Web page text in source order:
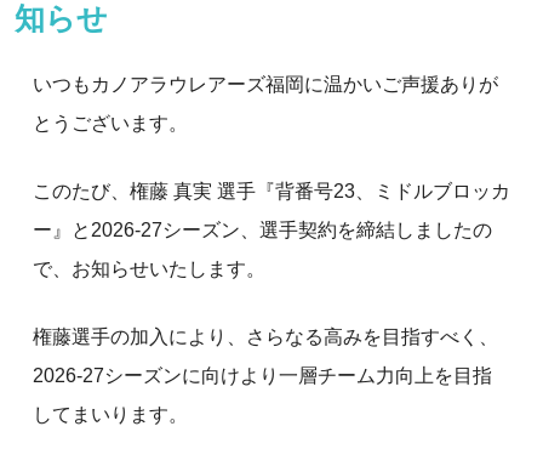
知らせ
いつもカノアラウレアーズ福岡に温かいご声援ありが
とうございます。
このたび、権藤 真実 選手『背番号23、ミドルブロッカ
ー』と2026-27シーズン、選手契約を締結しましたの
で、お知らせいたします。
権藤選手の加入により、さらなる高みを目指すべく、
2026-27シーズンに向けより一層チーム力向上を目指
してまいります。